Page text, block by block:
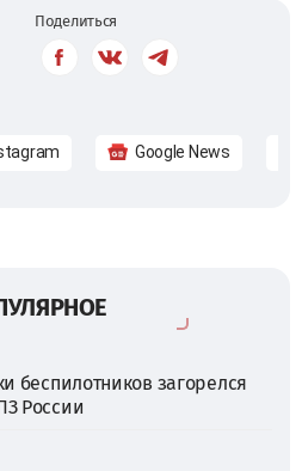
Поделиться
Google News
беспилотников загорелся
России